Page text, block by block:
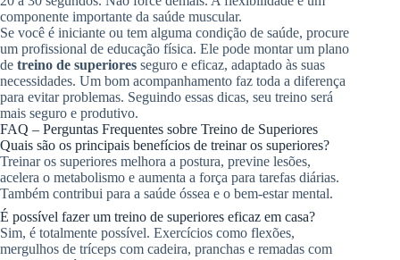
componente importante da saúde muscular.
Se você é iniciante ou tem alguma condição de saúde, procure
um profissional de educação física. Ele pode montar um plano
de treino de superiores seguro e eficaz, adaptado às suas
necessidades. Um bom acompanhamento faz toda a diferença
para evitar problemas. Seguindo essas dicas, seu treino será
mais seguro e produtivo.
FAQ – Perguntas Frequentes sobre Treino de Superiores
Quais são os principais benefícios de treinar os superiores?
Treinar os superiores melhora a postura, previne lesões,
acelera o metabolismo e aumenta a força para tarefas diárias.
Também contribui para a saúde óssea e o bem-estar mental.
É possível fazer um treino de superiores eficaz em casa?
Sim, é totalmente possível. Exercícios como flexões,
mergulhos de tríceps com cadeira, pranchas e remadas com